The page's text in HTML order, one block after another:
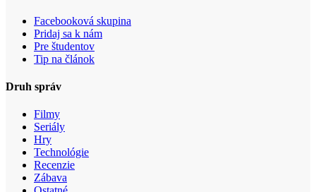
Facebooková skupina
Pridaj sa k nám
Pre študentov
Tip na článok
Druh správ
Filmy
Seriály
Hry
Technológie
Recenzie
Zábava